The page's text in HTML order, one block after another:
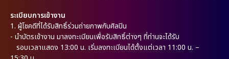
ระเบียบการเข้างาน
1. ผู้โชคดีที่ได้รับสิทธิ์ร่วมถ่ายภาพกับศิลปิน
- นำบัตรเข้างาน มาลงทะเบียนเพื่อรับสิทธิ์ต่างๆ ที่ท่านจะได้รับ
รอบเวลาแสดง 13:00 น. เริ่มลงทะเบียนได้ตั้งแต่เวลา 11:00 น. –